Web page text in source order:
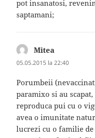
pot insanatosi,
saptamani;
Mitea
05.05.2015 la 22:40
Porumbeii
paramixo si au
reproduca pui cu o
avea o imunitate
lucrezi cu o familie